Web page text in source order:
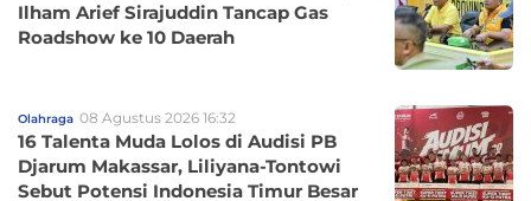
Ilham Arief Sirajuddin Tancap Gas
Roadshow ke 10 Daerah
Olahraga 08 Agustus 2026 16:32
16 Talenta Muda Lolos di Audisi PB
Djarum Makassar, Liliyana-Tontowi
Sebut Potensi Indonesia Timur Besar